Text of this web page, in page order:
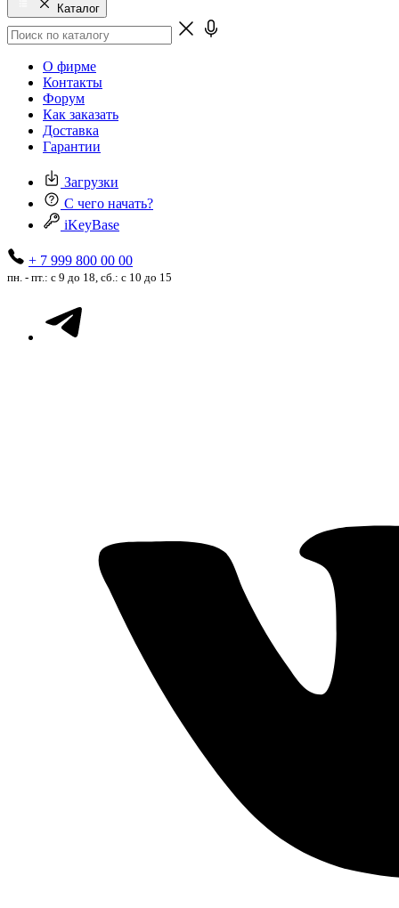
Каталог
О фирме
Контакты
Форум
Как заказать
Доставка
Гарантии
Загрузки
С чего начать?
iKeyBase
+ 7 999 800 00 00
пн. - пт.: с 9 до 18, сб.: с 10 до 15